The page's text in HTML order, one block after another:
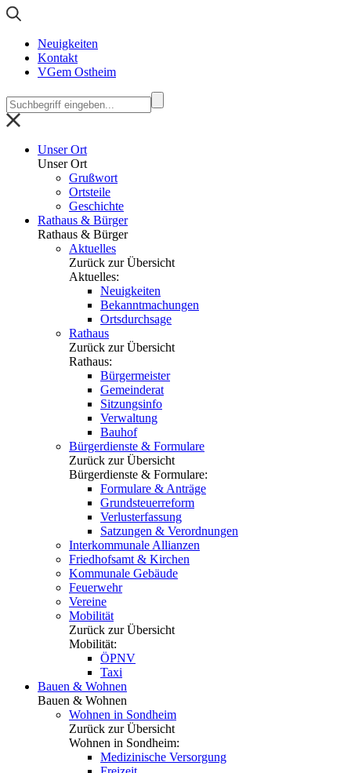
Neuigkeiten
Kontakt
VGem Ostheim
Unser Ort
Unser Ort
Grußwort
Ortsteile
Geschichte
Rathaus & Bürger
Rathaus & Bürger
Aktuelles
Zurück zur Übersicht
Aktuelles:
Neuigkeiten
Bekanntmachungen
Ortsdurchsage
Rathaus
Zurück zur Übersicht
Rathaus:
Bürgermeister
Gemeinderat
Sitzungsinfo
Verwaltung
Bauhof
Bürgerdienste & Formulare
Zurück zur Übersicht
Bürgerdienste & Formulare:
Formulare & Anträge
Grundsteuerreform
Verlusterfassung
Satzungen & Verordnungen
Interkommunale Allianzen
Friedhofsamt & Kirchen
Kommunale Gebäude
Feuerwehr
Vereine
Mobilität
Zurück zur Übersicht
Mobilität:
ÖPNV
Taxi
Bauen & Wohnen
Bauen & Wohnen
Wohnen in Sondheim
Zurück zur Übersicht
Wohnen in Sondheim:
Medizinische Versorgung